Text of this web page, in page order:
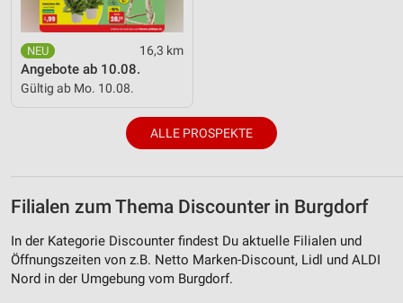
16,3 km
Angebote ab 10.08.
Gültig ab Mo. 10.08.
ALLE PROSPEKTE
Filialen zum Thema Discounter in Burgdorf
In der Kategorie Discounter findest Du aktuelle Filialen und
Öffnungszeiten von z.B. Netto Marken-Discount, Lidl und ALDI
Nord in der Umgebung vom Burgdorf.